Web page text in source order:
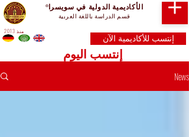
الأكاديمية الدولية في سويسرا®
قسم الدراسة باللغة العربية
إنتسب للأكاديمية الآن
إنتسب اليوم
منذ 2013
News